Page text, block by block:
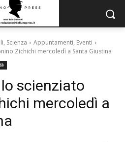
Scienza
Appuntamenti, Eventi
Zichichi mercoledì a Santa Giustina
scienziato
mercoledì a